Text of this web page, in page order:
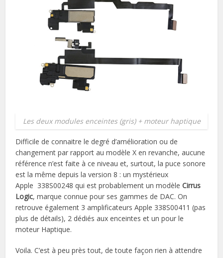
Les deux modules enceintes (gris) + moteur haptique
Difficile de connaitre le degré d’amélioration ou de
changement par rapport au modèle X en revanche, aucune
référence n’est faite à ce niveau et, surtout, la puce sonore
est la même depuis la version 8 : un mystérieux
Apple 338S00248 qui est probablement un modèleCirrus
Logic, marque connue pour ses gammes de DAC. On
retrouve également 3 amplificateurs Apple 338S00411 (pas
plus de détails), 2 dédiés aux enceintes et un pour le
moteur Haptique.
Voila. C’est à peu près tout, de toute façon rien à attendre